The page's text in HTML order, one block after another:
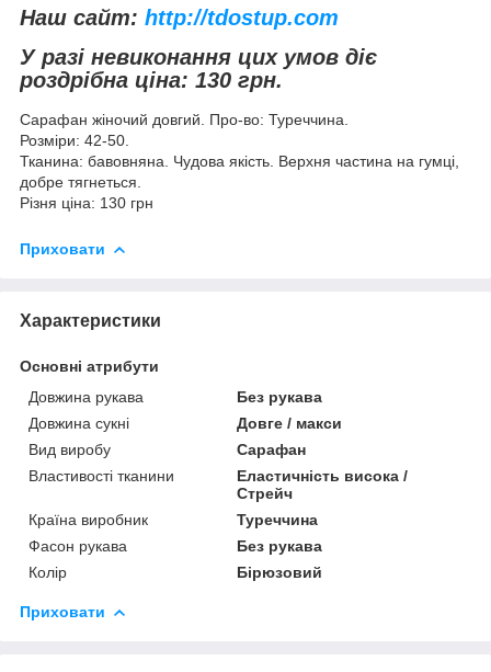
Наш сайт: http://tdostup.com
У разі невиконання цих умов діє
роздрібна ціна: 130 грн.
Сарафан жіночий довгий. Про-во: Туреччина.
Розміри: 42-50.
Тканина: бавовняна. Чудова якість. Верхня частина на гумці,
добре тягнеться.
Різня ціна: 130 грн
Приховати
Характеристики
Основні атрибути
Довжина рукава
Без рукава
Довжина сукні
Довге / макси
Вид виробу
Сарафан
Властивості тканини
Еластичність висока /
Стрейч
Країна виробник
Туреччина
Фасон рукава
Без рукава
Колір
Бірюзовий
Приховати